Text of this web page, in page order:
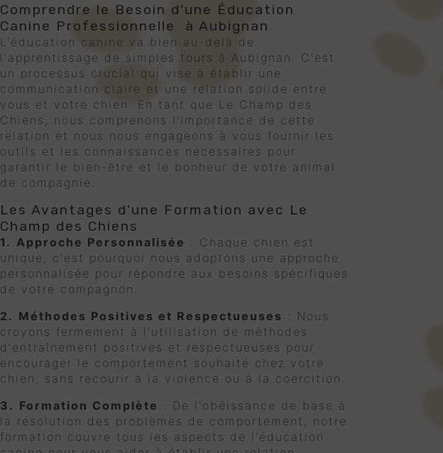
Comprendre le Besoin d'une Éducation
Canine Professionnelle à Aubignan
L'éducation canine va bien au-delà de
l'apprentissage de simples tours à Aubignan. C'est
un processus crucial qui vise à établir une
communication claire et une relation solide entre
vous et votre chien. En tant que Le Champ des
Chiens, nous comprenons l'importance de cette
relation et nous nous engageons à vous fournir les
outils et les connaissances nécessaires pour
garantir le bien-être et le bonheur de votre animal
de compagnie.
Les Avantages d'une Formation avec Le
Champ des Chiens
1. Approche Personnalisée : Chaque chien est
unique, c'est pourquoi nous adoptons une approche
personnalisée pour répondre aux besoins spécifiques
de votre compagnon.
2. Méthodes Positives et Respectueuses : Nous
croyons fermement à l'utilisation de méthodes
d'entraînement positives et respectueuses pour
encourager le comportement souhaité chez votre
chien, sans recourir à la violence ou à la coercition.
3. Formation Complète : De l'obéissance de base à
la résolution des problèmes de comportement, notre
formation couvre tous les aspects de l'éducation